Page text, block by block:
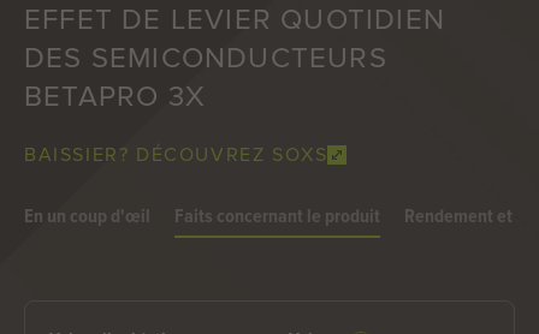
EFFET DE LEVIER QUOTIDIEN
DES SEMICONDUCTEURS
BETAPRO 3X
BAISSIER? DÉCOUVREZ SOXS
En un coup d'œil Faits concernant le produit Rendement et